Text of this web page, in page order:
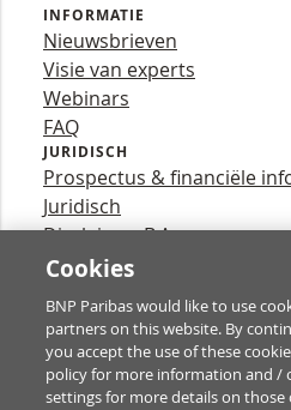
INFORMATIE
Nieuwsbrieven
Visie van experts
Webinars
FAQ
JURIDISCH
Prospectus & financiële
Juridisch
Disclaimer B.A.
Privacy
YouTube
X
Contact
Cookies
BNP Paribas would like to use
partners on this website. By
you accept the use of these
policy for more information and /
settings for more details on those